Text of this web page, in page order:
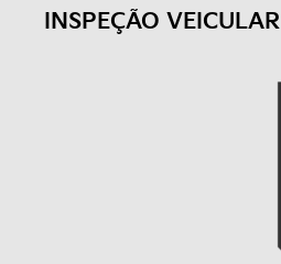
INSPEÇÃO VEICULAR